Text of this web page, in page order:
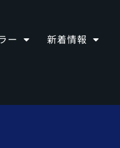
ー 新着情報